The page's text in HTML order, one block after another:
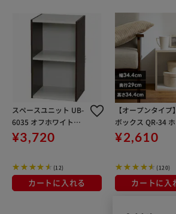
スペースユニット UB-
6035 オフホワイト／
ウォールナットブラウ
¥3,720
(12)
カートに入れる
【オープンタイプ
ボックス QR-34
ト
¥2,610
(120)
カートに入